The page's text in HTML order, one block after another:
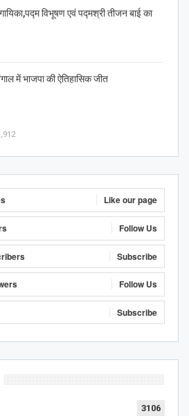
विभूषण एवं पद्मश्री तीजन बाई का
में भाजपा की ऐतिहासिक जीत
Like our page
Follow Us
Subscribe
Follow Us
Subscribe
3106